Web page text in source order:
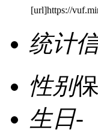
[url]https://
统计
性别
生日-